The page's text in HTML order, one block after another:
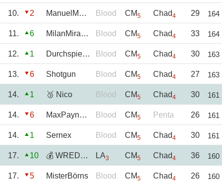
10. 2 ManuelMoser Blood CM5 Chad4 29 164
11. 6 MilanMiracle Blood CM5 Chad4 33 164
12. 1 Durchspieler Blood CM5 Chad4 30 163
13. 6 Shotgun Blood CM5 Chad4 27 163
14. 1 🥉 Nico Blood CM5 Chad4 30 161
14. 6 MaxPayne05 Blood CM5 Penta 26 161
14. 1 Sernex Blood CM5 Chad4 30 161
17. 10 💰 WREDS_Dennis LA3 CM5 Chad4 36 160
17. 5 MisterBörns Blood CM5 Chad4 26 160